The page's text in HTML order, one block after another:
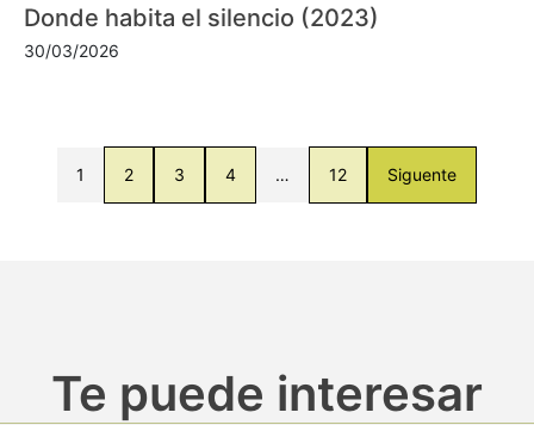
Donde habita el silencio (2023)
30/03/2026
1 2 3 4 … 12 Siguente
Te puede interesar